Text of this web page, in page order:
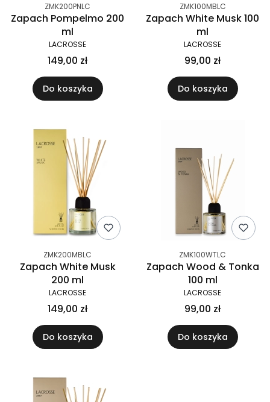
ZMK200PNLC
Zapach Pompelmo 200
ml
LACROSSE
149,00 zł
Do koszyka
ZMK100MBLC
Zapach White Musk 100
ml
LACROSSE
99,00 zł
Do koszyka
ZMK200MBLC
Zapach White Musk
200 ml
LACROSSE
149,00 zł
Do koszyka
ZMK100WTLC
Zapach Wood & Tonka
100 ml
LACROSSE
99,00 zł
Do koszyka